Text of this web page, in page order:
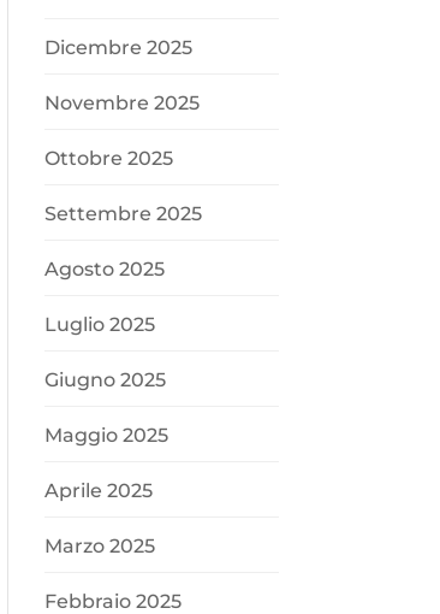
Dicembre 2025
Novembre 2025
Ottobre 2025
Settembre 2025
Agosto 2025
Luglio 2025
Giugno 2025
Maggio 2025
Aprile 2025
Marzo 2025
Febbraio 2025